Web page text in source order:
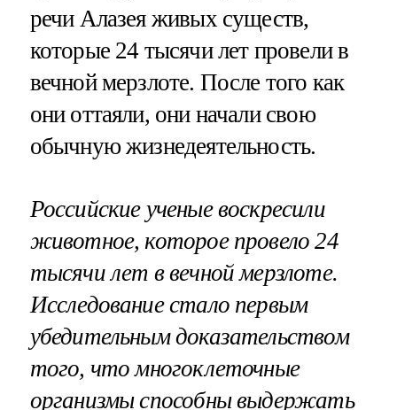
речи Алазея живых существ,
которые 24 тысячи лет провели в
вечной мерзлоте. После того как
они оттаяли, они начали свою
обычную жизнедеятельность.
Российские ученые воскресили
животное, которое провело 24
тысячи лет в вечной мерзлоте.
Исследование стало первым
убедительным доказательством
того, что многоклеточные
организмы способны выдержать